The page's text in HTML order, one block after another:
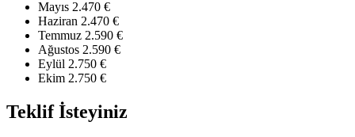
Mayıs 2.470 €
Haziran 2.470 €
Temmuz 2.590 €
Ağustos 2.590 €
Eylül 2.750 €
Ekim 2.750 €
Teklif İsteyiniz